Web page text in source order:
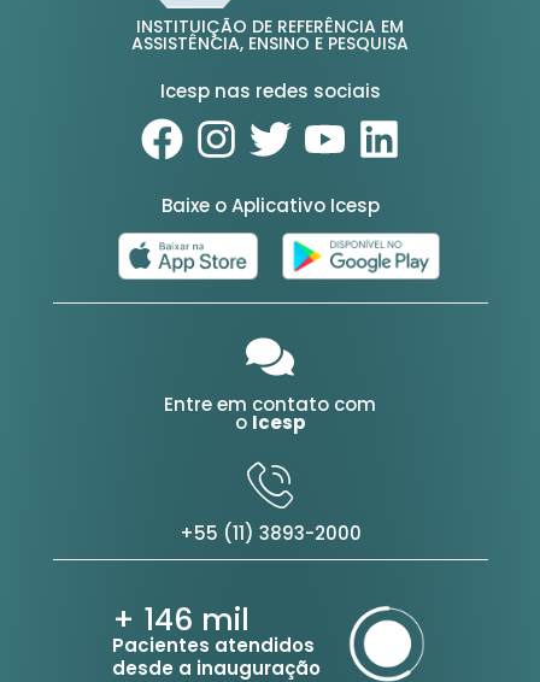
INSTITUIÇÃO DE REFERÊNCIA EM
ASSISTÊNCIA, ENSINO E PESQUISA
Icesp nas redes sociais
Baixe o Aplicativo Icesp
Entre em contato com
o Icesp
+55 (11) 3893-2000
+ 146 mil
Pacientes atendidos
desde a inauguração